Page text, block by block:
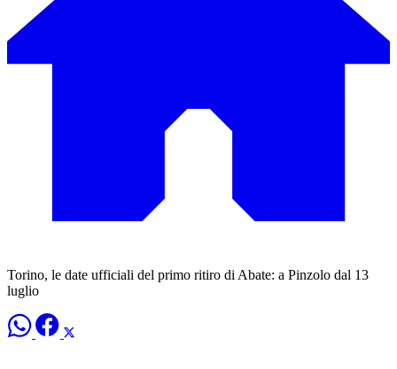
Torino, le date ufficiali del primo ritiro di Abate: a Pinzolo dal 13
luglio